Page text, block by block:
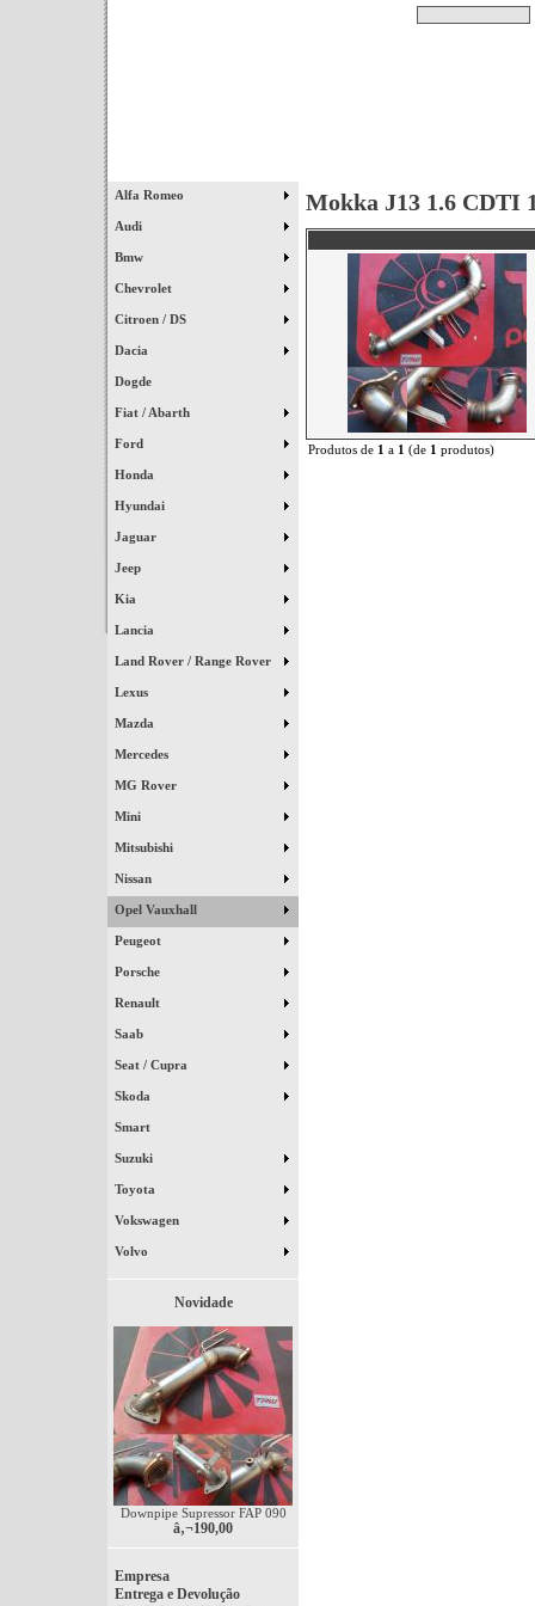
Alfa Romeo
Audi
Bmw
Chevrolet
Citroen / DS
Dacia
Dogde
Fiat / Abarth
Ford
Honda
Hyundai
Jaguar
Jeep
Kia
Lancia
Land Rover / Range Rover
Lexus
Mazda
Mercedes
MG Rover
Mini
Mitsubishi
Nissan
Opel Vauxhall
Peugeot
Porsche
Renault
Saab
Seat / Cupra
Skoda
Smart
Suzuki
Toyota
Vokswagen
Volvo
Novidade
Downpipe Supressor FAP 090
â‚¬190,00
Empresa
Entrega e Devolução
Mokka J13 1.6 CDTI
Produtos de 1 a 1 (de 1 produtos)